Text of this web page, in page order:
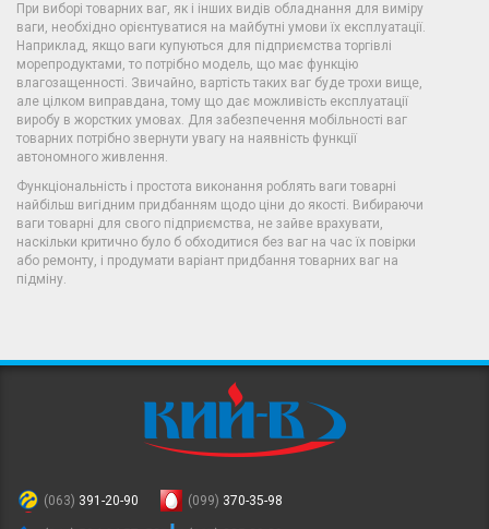
При виборі товарних ваг, як і інших видів обладнання для виміру
ваги, необхідно орієнтуватися на майбутні умови їх експлуатації.
Наприклад, якщо ваги купуються для підприємства торгівлі
морепродуктами, то потрібно модель, що має функцію
влагозащенності. Звичайно, вартість таких ваг буде трохи вище,
але цілком виправдана, тому що дає можливість експлуатації
виробу в жорстких умовах. Для забезпечення мобільності ваг
товарних потрібно звернути увагу на наявність функції
автономного живлення.
Функціональність і простота виконання роблять ваги товарні
найбільш вигідним придбанням щодо ціни до якості. Вибираючи
ваги товарні для свого підприємства, не зайве врахувати,
наскільки критично було б обходитися без ваг на час їх повірки
або ремонту, і продумати варіант придбання товарних ваг на
підміну.
(063) 391-20-90 (099) 370-35-98